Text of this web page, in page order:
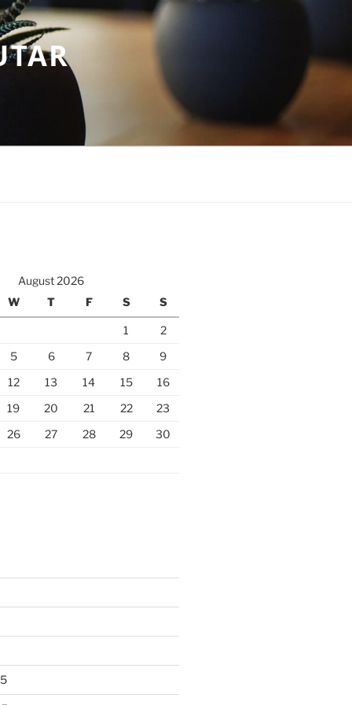
August 2026
W T F S S
1
2
5 6 7 8
9
12 13 14 15
16
19 20 21 22
23
26 27 28 29
30